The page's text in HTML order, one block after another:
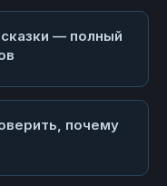
— полный
почему